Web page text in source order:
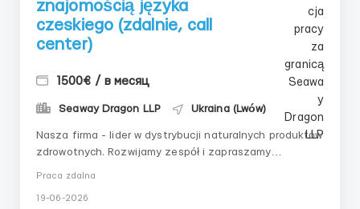
znajomością języka
czeskiego (zdalnie, call
center)
1500€ / в месяц
Seaway Dragon LLP Ukraina (Lwów)
Nasza firma - lider w dystrybucji naturalnych produktów
zdrowotnych. Rozwijamy zespół i zapraszamy
euro bez opóźnień. 🔹 Komfort: Praca tylko z
Praca zdalna
19-06-2026